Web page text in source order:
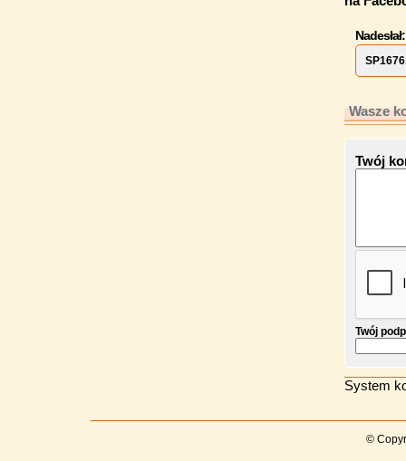
Nadesłał:
Wasze
Twój
Twój
System
©